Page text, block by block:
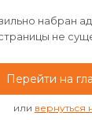
набран
не
Перейти на
или вернуться